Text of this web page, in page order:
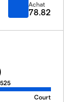
Achat
78.82
Court